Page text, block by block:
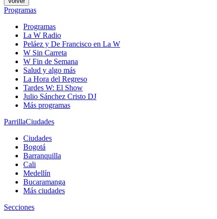
Programas
Programas
La W Radio
Peláez y De Francisco en La W
W Sin Carreta
W Fin de Semana
Salud y algo más
La Hora del Regreso
Tardes W: El Show
Julio Sánchez Cristo DJ
Más programas
ParrillaCiudades
Ciudades
Bogotá
Barranquilla
Cali
Medellín
Bucaramanga
Más ciudades
Secciones